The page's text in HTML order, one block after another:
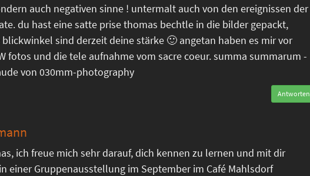
auch negativen sinne ! untermalt auch von den ereignissen der
du hast eine satte prise thomas bechtle in die bilder gepackt,
sind derzeit deine stärke 🙂 angetan haben es mir vor
fotos und die tele aufnahme vom sacre coeur. summa summarum -
von 030mm-photography
Antworten
ich freue mich sehr darauf, dich kennen zu lernen und mit dir
einer Gruppenausstellung im September im Café Mahlsdorf